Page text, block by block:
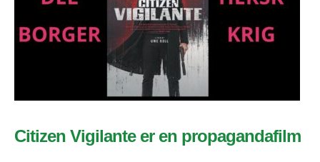
Citizen Vigilante er en propagandafilm